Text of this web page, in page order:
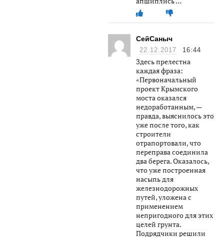
СейСаныч
22.12.2017 16:44
Здесь прелестна
каждая фраза:
«Первоначальный
проект Крымского
моста оказался
недоработанным, —
правда, выяснилось это
уже после того, как
строители
отрапортовали, что
переправа соединила
два берега. Оказалось,
что уже построенная
насыпь для
железнодорожных
путей, уложена с
применением
непригодного для этих
целей грунта.
Подрядчики решили